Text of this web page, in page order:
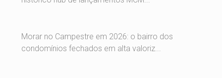
Morar no Campestre em 2026: o bairro dos
condomínios fechados em alta valoriz...